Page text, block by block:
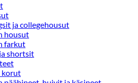
ja collegehousut
housut
farkut
shortsit
korut